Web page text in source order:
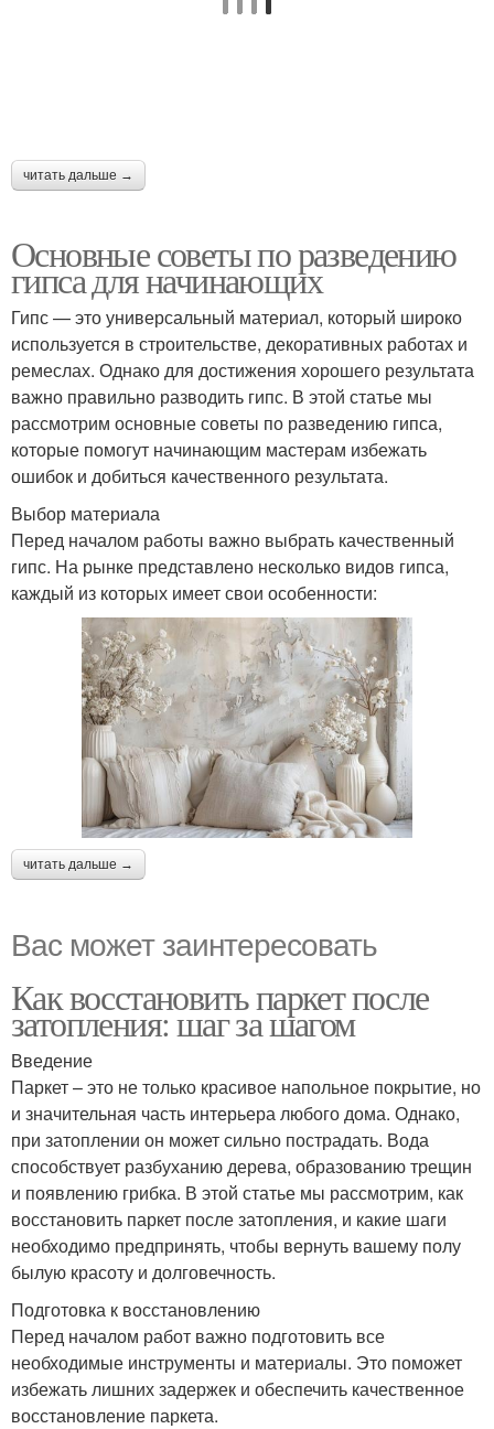
читать дальше →
Основные советы по разведению
гипса для начинающих
Гипс — это универсальный материал, который широко
используется в строительстве, декоративных работах и
ремеслах. Однако для достижения хорошего результата
важно правильно разводить гипс. В этой статье мы
рассмотрим основные советы по разведению гипса,
которые помогут начинающим мастерам избежать
ошибок и добиться качественного результата.
Выбор материала
Перед началом работы важно выбрать качественный
гипс. На рынке представлено несколько видов гипса,
каждый из которых имеет свои особенности:
читать дальше →
Вас может заинтересовать
Как восстановить паркет после
затопления: шаг за шагом
Введение
Паркет – это не только красивое напольное покрытие, но
и значительная часть интерьера любого дома. Однако,
при затоплении он может сильно пострадать. Вода
способствует разбуханию дерева, образованию трещин
и появлению грибка. В этой статье мы рассмотрим, как
восстановить паркет после затопления, и какие шаги
необходимо предпринять, чтобы вернуть вашему полу
былую красоту и долговечность.
Подготовка к восстановлению
Перед началом работ важно подготовить все
необходимые инструменты и материалы. Это поможет
избежать лишних задержек и обеспечить качественное
восстановление паркета.